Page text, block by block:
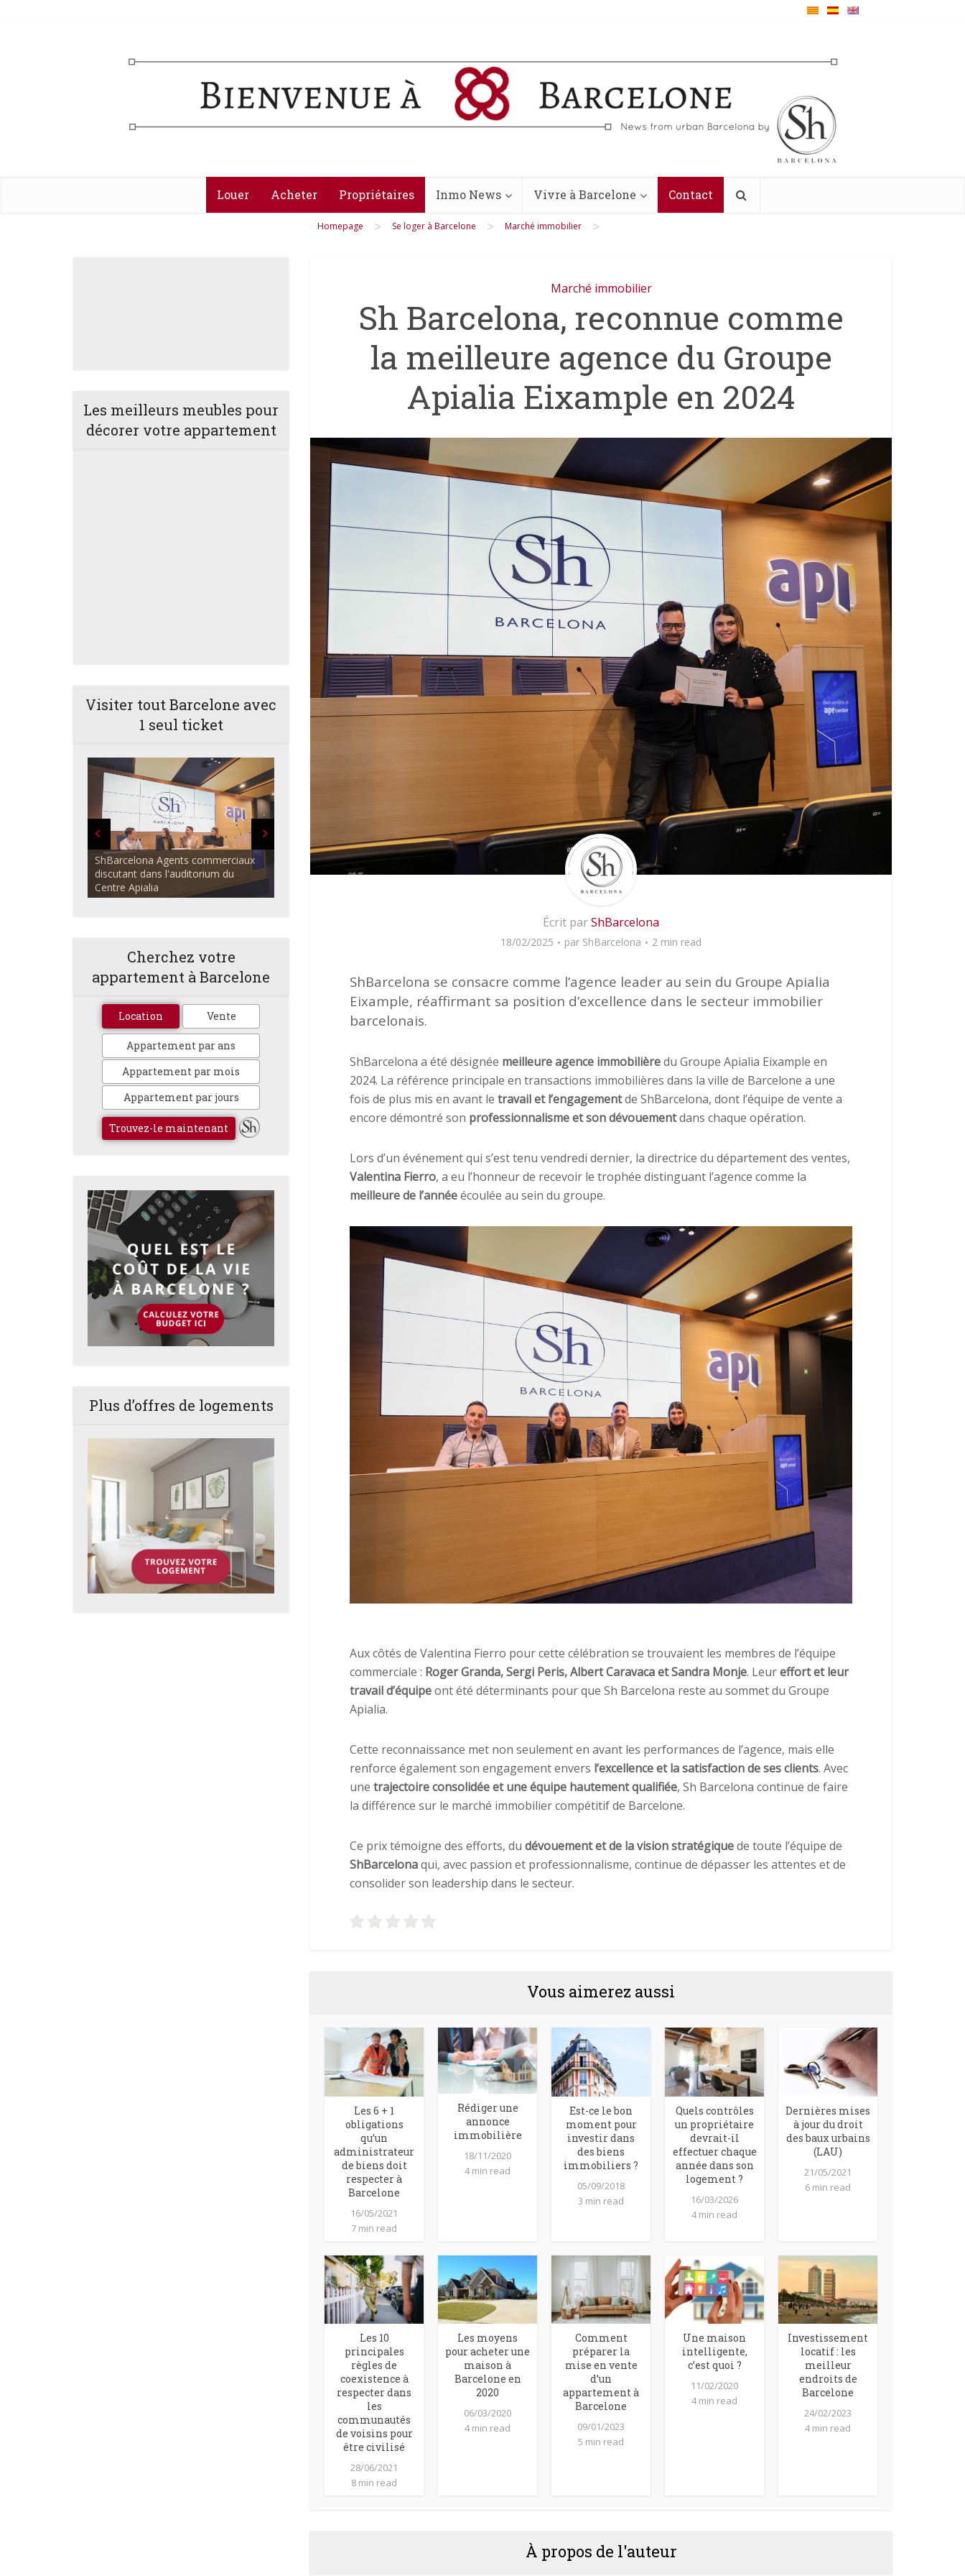
Louer Acheter Propriétaires Inmo News Vivre à Barcelone Contact
Homepage > Se loger à Barcelone > Marché immobilier >
Les meilleurs meubles pour
décorer votre appartement
Visiter tout Barcelone avec
1 seul ticket
ShBarcelona Agents commerciaux
discutant dans l'auditorium du
Centre Apialia
Cherchez votre
appartement à Barcelone
Location Vente
Appartement par ans
Appartement par mois
Appartement par jours
Trouvez-le maintenant
Plus d’offres de logements
Marché immobilier
Sh Barcelona, reconnue comme
la meilleure agence du Groupe
Apialia Eixample en 2024
Écrit parShBarcelona
18/02/2025 par ShBarcelona 2 min read
ShBarcelona se consacre comme l’agence leader au sein du Groupe Apialia
Eixample, réaffirmant sa position d’excellence dans le secteur immobilier
barcelonais.
ShBarcelona a été désignée meilleure agence immobilièredu Groupe Apialia Eixample en
2024. La référence principale en transactions immobilières dans la ville de Barcelone a une
fois de plus mis en avant le travail et l’engagementde ShBarcelona, dont l’équipe de vente a
encore démontré son professionnalisme et son dévouementdans chaque opération.
Lors d’un événement qui s’est tenu vendredi dernier, la directrice du département des ventes,
Valentina Fierro, a eu l’honneur de recevoir le trophée distinguant l’agence comme la
meilleure de l’annéeécoulée au sein du groupe.
Aux côtés de Valentina Fierro pour cette célébration se trouvaient les membres de l’équipe
commerciale : Roger Granda, Sergi Peris, Albert Caravaca et Sandra Monje. Leureffort et leur
travail d’équipeont été déterminants pour que Sh Barcelona reste au sommet du Groupe
Apialia.
Cette reconnaissance met non seulement en avant les performances de l’agence, mais elle
renforce également son engagement envers l’excellence et la satisfaction de ses clients. Avec
une trajectoire consolidée et une équipe hautement qualifiée, Sh Barcelona continue de faire
la différence sur le marché immobilier compétitif de Barcelone.
Ce prix témoigne des efforts, du dévouement et de la vision stratégiquede toute l’équipe de
ShBarcelonaqui, avec passion et professionnalisme, continue de dépasser les attentes et de
consolider son leadership dans le secteur.
Vous aimerez aussi
Les 6 + 1
obligations
qu’un
administrateur
de biens doit
respecter à
Barcelone
16/05/2021
7 min read
Rédiger une
annonce
immobilière
18/11/2020
4 min read
Est-ce le bon
moment pour
investir dans
des biens
immobiliers ?
05/09/2018
3 min read
Quels contrôles
un propriétaire
devrait-il
effectuer chaque
année dans son
logement ?
16/03/2026
4 min read
Dernières mises
à jour du droit
des baux urbains
(LAU)
21/05/2021
6 min read
Les 10
principales
règles de
coexistence à
respecter dans
les
communautés
de voisins pour
être civilisé
28/06/2021
8 min read
Les moyens
pour acheter une
maison à
Barcelone en
2020
06/03/2020
4 min read
Comment
préparer la
mise en vente
d’un
appartement à
Barcelone
09/01/2023
5 min read
Une maison
intelligente,
c’est quoi ?
11/02/2020
4 min read
Investissement
locatif : les
meilleur
endroits de
Barcelone
24/02/2023
4 min read
À propos de l'auteur